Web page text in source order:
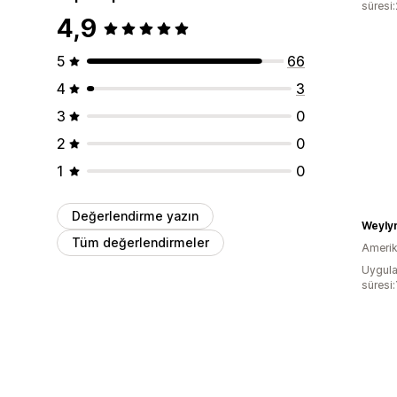
4,9
5
66
4
3
3
0
2
0
1
0
Değerlendirme yazın
Tüm değerlendirmeler